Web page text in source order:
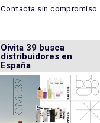
Contacta sin compromiso
Oivita 39 busca
distribuidores en
España